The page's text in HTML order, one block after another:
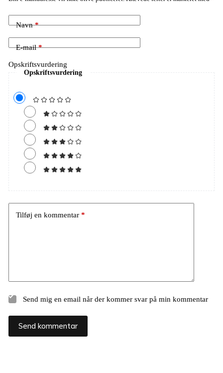
Navn*
E-mail*
Opskriftsvurdering
Opskriftsvurdering
Tilføj en kommentar *
Send mig en email når der kommer svar på min kommentar
Send kommentar